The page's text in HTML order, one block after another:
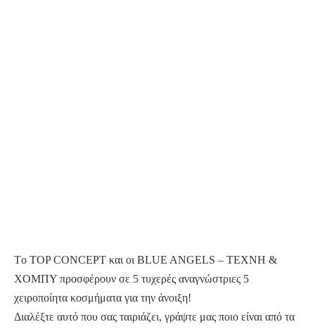
Tο TOP CONCEPT και οι BLUE ANGELS – ΤΕΧΝΗ &
ΧΟΜΠΥ προσφέρουν σε 5 τυχερές αναγνώστριες 5
χειροποίητα κοσμήματα για την άνοιξη!
Διαλέξτε αυτό που σας ταιριάζει, γράψτε μας ποιο είναι από τα